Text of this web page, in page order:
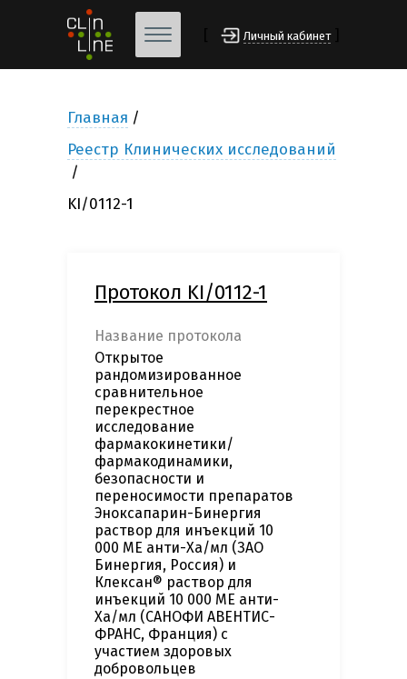
Личный кабинет
Главная
Реестр Клинических исследований
KI/0112-1
Протокол KI/0112-1
Название протокола
Открытое
рандомизированное
сравнительное
перекрестное
исследование
фармакокинетики/
фармакодинамики,
безопасности и
переносимости препаратов
Эноксапарин-Бинергия
раствор для инъекций 10
000 ME анти-Ха/мл (ЗАО
Бинергия, Россия) и
Клексан® раствор для
инъекций 10 000 ME анти-
Ха/мл (САНОФИ АВЕНТИС-
ФРАНС, Франция) с
участием здоровых
добровольцев